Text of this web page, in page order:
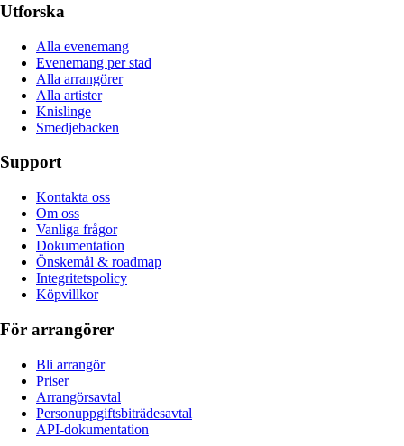
Utforska
Alla evenemang
Evenemang per stad
Alla arrangörer
Alla artister
Knislinge
Smedjebacken
Support
Kontakta oss
Om oss
Vanliga frågor
Dokumentation
Önskemål & roadmap
Integritetspolicy
Köpvillkor
För arrangörer
Bli arrangör
Priser
Arrangörsavtal
Personuppgiftsbiträdesavtal
API-dokumentation